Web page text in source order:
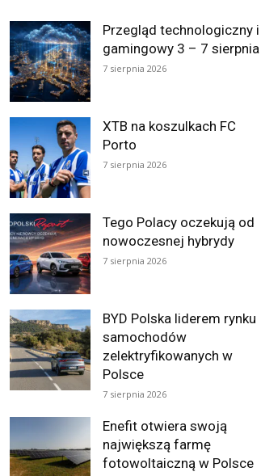
Przegląd technologiczny i
gamingowy 3 – 7 sierpnia
7 sierpnia 2026
XTB na koszulkach FC
Porto
7 sierpnia 2026
Tego Polacy oczekują od
nowoczesnej hybrydy
7 sierpnia 2026
BYD Polska liderem rynku
samochodów
zelektryfikowanych w
Polsce
7 sierpnia 2026
Enefit otwiera swoją
największą farmę
fotowoltaiczną w Polsce